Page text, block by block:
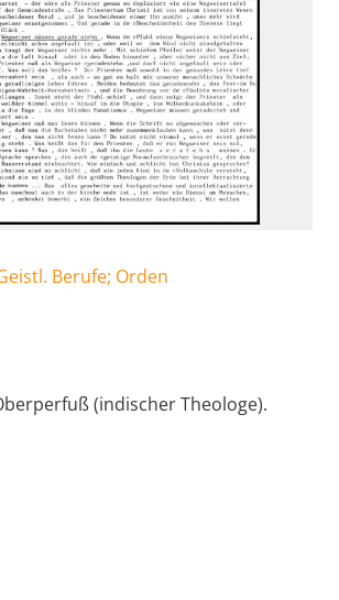
Berufe; Orden
(indischer Theologe).